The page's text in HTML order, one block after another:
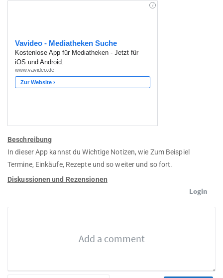
Beschreibung
In dieser App kannst du Wichtige Notizen, wie Zum Beispiel
Termine, Einkäufe, Rezepte und so weiter und so fort.
Diskussionen und Rezensionen
Login